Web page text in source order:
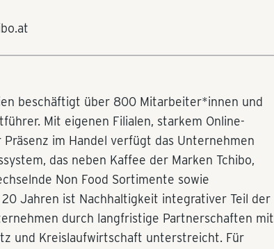
beschäftigt über 800 Mitarbeiter*innen und
Mit eigenen Filialen, starkem Online-
im Handel verfügt das Unternehmen
das neben Kaffee der Marken Tchibo,
Non Food Sortimente sowie
Jahren ist Nachhaltigkeit integrativer Teil der
durch langfristige Partnerschaften mit
und Kreislaufwirtschaft unterstreicht. Für